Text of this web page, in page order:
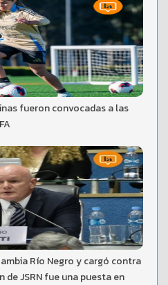
fueron convocadas a las
Río Negro y cargó contra
de JSRN fue una puesta en